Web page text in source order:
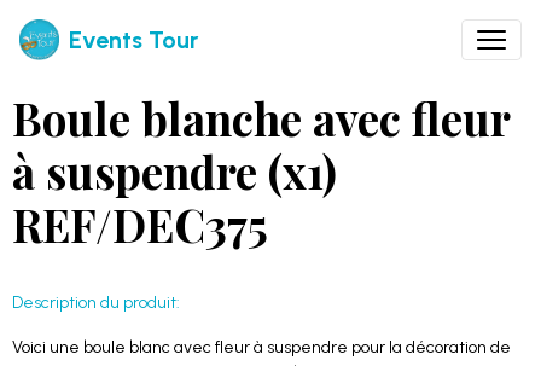
Events Tour
Boule blanche avec fleur
à suspendre (x1)
REF/DEC375
Description du produit:
Voici une boule blanc avec fleur à suspendre pour la décoration de